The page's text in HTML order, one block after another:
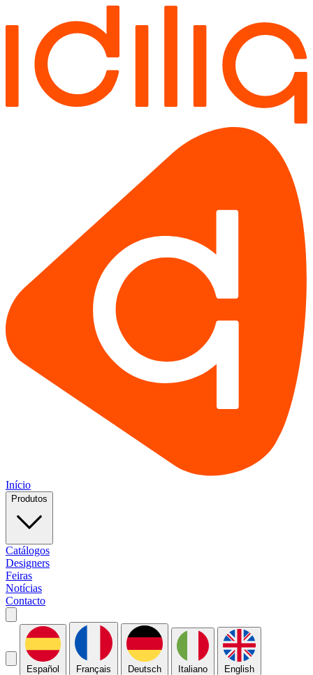
Início
Produtos
Catálogos
Designers
Feiras
Notícias
Contacto
Español Français Deutsch Italiano English